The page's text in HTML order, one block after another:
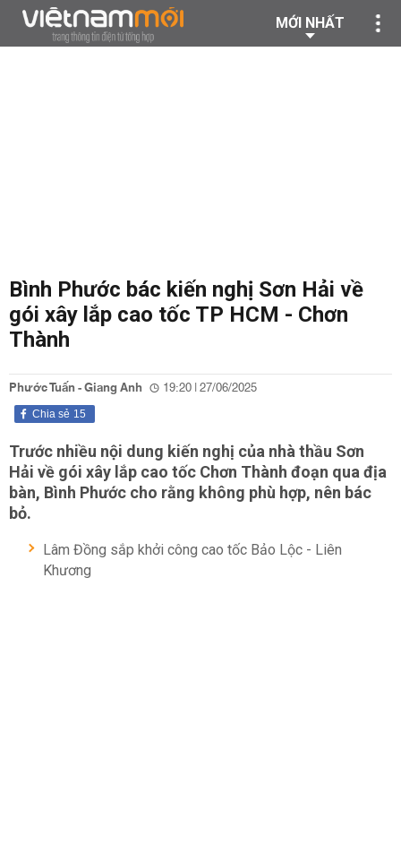
MỚI NHẤT
Bình Phước bác kiến nghị Sơn Hải về
gói xây lắp cao tốc TP HCM - Chơn
Thành
Phước Tuấn - Giang Anh 19:20 | 27/06/2025
15
Chia sẻ
Trước nhiều nội dung kiến nghị của nhà thầu Sơn
Hải về gói xây lắp cao tốc Chơn Thành đoạn qua địa
bàn, Bình Phước cho rằng không phù hợp, nên bác
bỏ.
Lâm Đồng sắp khởi công cao tốc Bảo Lộc - Liên
Khương